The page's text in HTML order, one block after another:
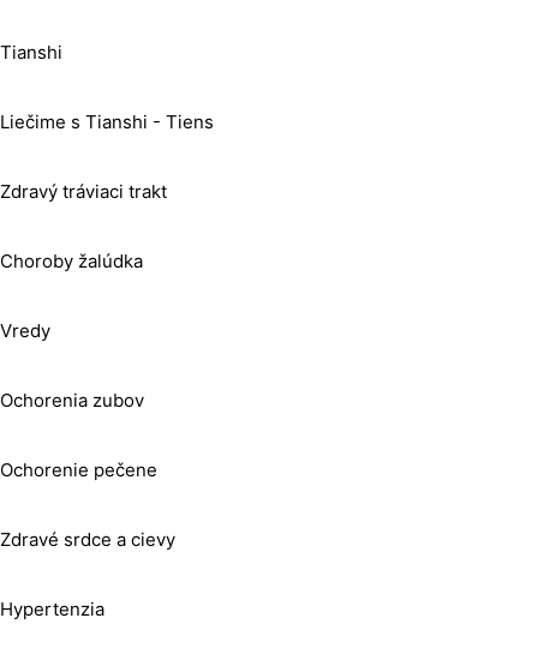
Tianshi
Liečime s Tianshi - Tiens
Zdravý tráviaci trakt
Choroby žalúdka
Vredy
Ochorenia zubov
Ochorenie pečene
Zdravé srdce a cievy
Hypertenzia